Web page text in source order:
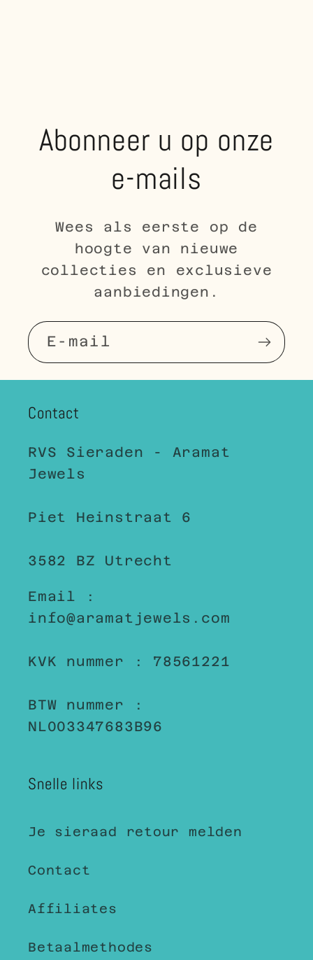
Abonneer u op onze
e-mails
Wees als eerste op de
hoogte van nieuwe
collecties en exclusieve
aanbiedingen.
E‑mail
Contact
RVS Sieraden - Aramat
Jewels
Piet Heinstraat 6
3582 BZ Utrecht
Email :
info@aramatjewels.com
KVK nummer : 78561221
BTW nummer :
NL003347683B96
Snelle links
Je sieraad retour melden
Contact
Affiliates
Betaalmethodes